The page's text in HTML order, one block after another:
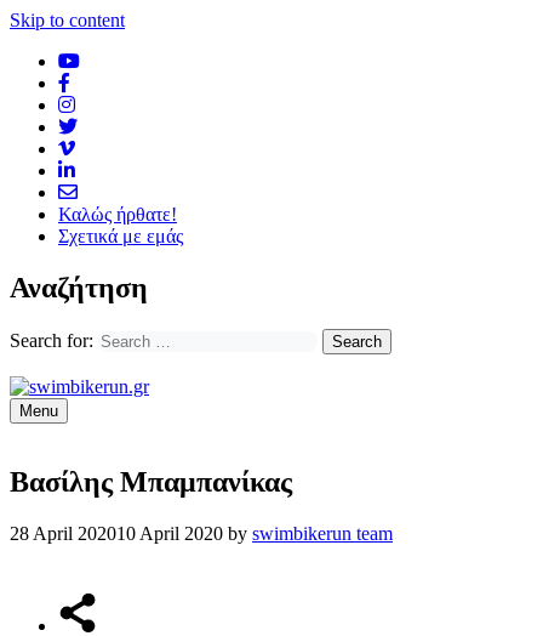
Skip to content
Καλώς ήρθατε!
Σχετικά με εμάς
Αναζήτηση
Search for:
Menu
Βασίλης Μπαμπανίκας
28 April 202010 April 2020 by swimbikerun team